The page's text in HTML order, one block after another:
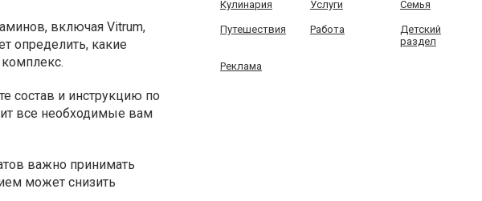
включая Vitrum,
определить, какие
состав и инструкцию по
все необходимые вам
важно принимать
может снизить
Кулинария Услуги Семья
Путешествия Работа
Детский
раздел
Реклама